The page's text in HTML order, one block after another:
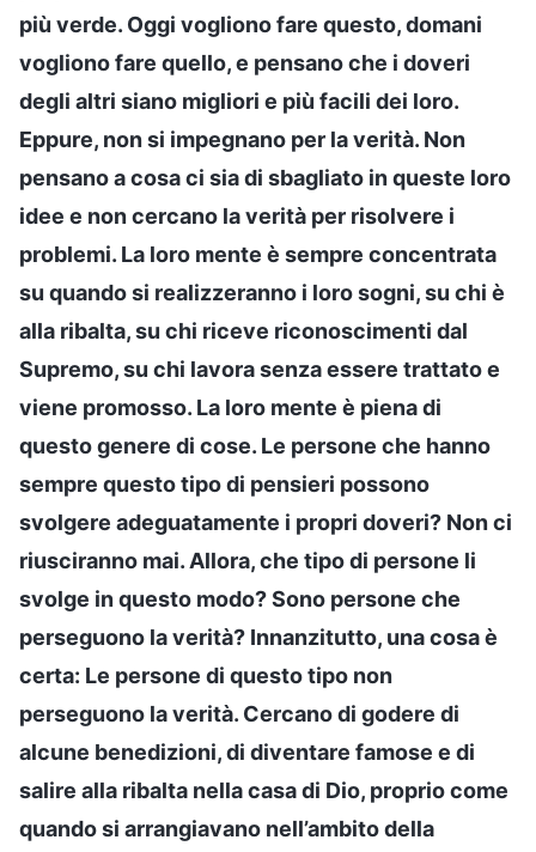
più verde. Oggi vogliono fare questo, domani
vogliono fare quello, e pensano che i doveri
degli altri siano migliori e più facili dei loro.
Eppure, non si impegnano per la verità. Non
pensano a cosa ci sia di sbagliato in queste loro
idee e non cercano la verità per risolvere i
problemi. La loro mente è sempre concentrata
su quando si realizzeranno i loro sogni, su chi è
alla ribalta, su chi riceve riconoscimenti dal
Supremo, su chi lavora senza essere trattato e
viene promosso. La loro mente è piena di
questo genere di cose. Le persone che hanno
sempre questo tipo di pensieri possono
svolgere adeguatamente i propri doveri? Non ci
riusciranno mai. Allora, che tipo di persone li
svolge in questo modo? Sono persone che
perseguono la verità? Innanzitutto, una cosa è
certa: Le persone di questo tipo non
perseguono la verità. Cercano di godere di
alcune benedizioni, di diventare famose e di
salire alla ribalta nella casa di Dio, proprio come
quando si arrangiavano nell’ambito della